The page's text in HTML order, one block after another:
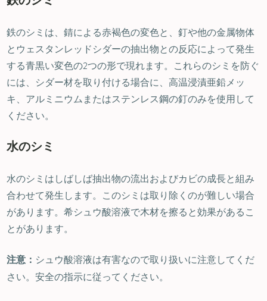
鉄のシミは、錆による赤褐色の変色と、釘や他の金属物体
とウェスタンレッドシダーの抽出物との反応によって発生
する青黒い変色の2つの形で現れます。これらのシミを防ぐ
には、シダー材を取り付ける場合に、高温浸漬亜鉛メッ
キ、アルミニウムまたはステンレス鋼の釘のみを使用して
ください。
水のシミ
水のシミはしばしば抽出物の流出およびカビの成長と組み
合わせて発生します。このシミは取り除くのが難しい場合
があります。希シュウ酸溶液で木材を擦ると効果があるこ
とがあります。
注意： シュウ酸溶液は有害なので取り扱いに注意してくだ
さい。安全の指示に従ってください。